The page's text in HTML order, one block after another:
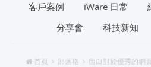
客戶案例
iWare 日常
分享會
科技新知
首頁 部落格 留白對於優秀的網